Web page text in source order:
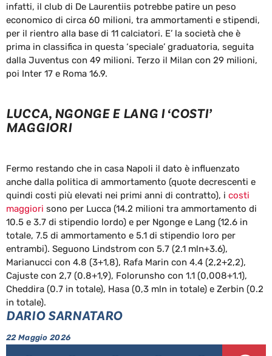
infatti, il club di De Laurentiis potrebbe patire un peso
economico di circa 60 milioni, tra ammortamenti e stipendi,
per il rientro alla base di 11 calciatori. E’ la società che è
prima in classifica in questa ‘speciale’ graduatoria, seguita
dalla Juventus con 49 milioni. Terzo il Milan con 29 milioni,
poi Inter 17 e Roma 16.9.
LUCCA, NGONGE E LANG I ‘COSTI’
MAGGIORI
Fermo restando che in casa Napoli il dato è influenzato
anche dalla politica di ammortamento (quote decrescenti e
quindi costi più elevati nei primi anni di contratto), i costi
maggiori sono per Lucca (14.2 milioni tra ammortamento di
10.5 e 3.7 di stipendio lordo) e per Ngonge e Lang (12.6 in
totale, 7.5 di ammortamento e 5.1 di stipendio loro per
entrambi). Seguono Lindstrom con 5.7 (2.1 mln+3.6),
Marianucci con 4.8 (3+1,8), Rafa Marin con 4.4 (2,2+2,2),
Cajuste con 2,7 (0.8+1,9), Folorunsho con 1.1 (0,008+1.1),
Cheddira (0.7 in totale), Hasa (0,3 mln in totale) e Zerbin (0.2
in totale).
DARIO SARNATARO
22 Maggio 2026